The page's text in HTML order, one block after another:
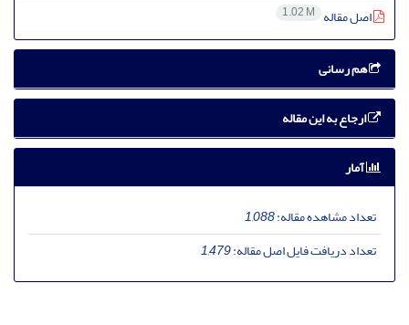
اصل مقاله 1.02 M
هم رسانی
ارجاع به این مقاله
آمار
تعداد مشاهده مقاله:1,088
تعداد دریافت فایل اصل مقاله:1,479